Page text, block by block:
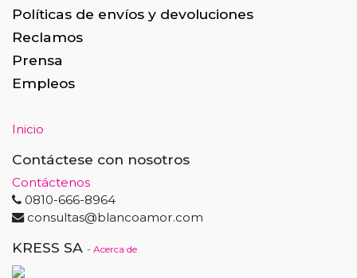
Políticas de envíos y devoluciones
Reclamos
Prensa
Empleos
Inicio
Contáctese con nosotros
Contáctenos
0810-666-8964
consultas@blancoamor.com
KRESS SA - Acerca de